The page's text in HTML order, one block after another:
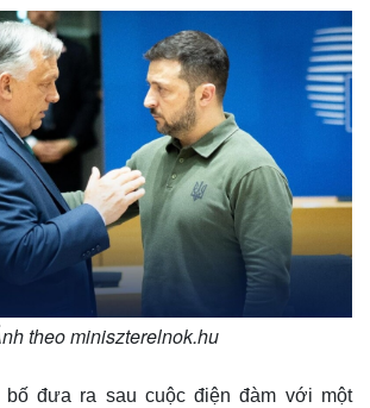
theo miniszterelnok.hu
bố đưa ra sau cuộc điện đàm với một